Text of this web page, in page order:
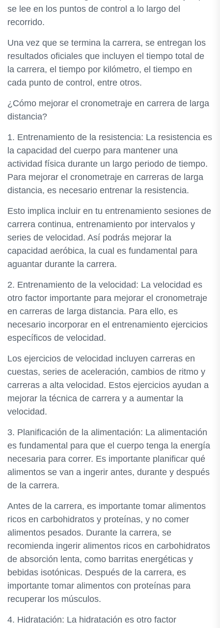
se lee en los puntos de control a lo largo del
recorrido.
Una vez que se termina la carrera, se entregan los
resultados oficiales que incluyen el tiempo total de
la carrera, el tiempo por kilómetro, el tiempo en
cada punto de control, entre otros.
¿Cómo mejorar el cronometraje en carrera de larga
distancia?
1. Entrenamiento de la resistencia: La resistencia es
la capacidad del cuerpo para mantener una
actividad física durante un largo periodo de tiempo.
Para mejorar el cronometraje en carreras de larga
distancia, es necesario entrenar la resistencia.
Esto implica incluir en tu entrenamiento sesiones de
carrera continua, entrenamiento por intervalos y
series de velocidad. Así podrás mejorar la
capacidad aeróbica, la cual es fundamental para
aguantar durante la carrera.
2. Entrenamiento de la velocidad: La velocidad es
otro factor importante para mejorar el cronometraje
en carreras de larga distancia. Para ello, es
necesario incorporar en el entrenamiento ejercicios
específicos de velocidad.
Los ejercicios de velocidad incluyen carreras en
cuestas, series de aceleración, cambios de ritmo y
carreras a alta velocidad. Estos ejercicios ayudan a
mejorar la técnica de carrera y a aumentar la
velocidad.
3. Planificación de la alimentación: La alimentación
es fundamental para que el cuerpo tenga la energía
necesaria para correr. Es importante planificar qué
alimentos se van a ingerir antes, durante y después
de la carrera.
Antes de la carrera, es importante tomar alimentos
ricos en carbohidratos y proteínas, y no comer
alimentos pesados. Durante la carrera, se
recomienda ingerir alimentos ricos en carbohidratos
de absorción lenta, como barritas energéticas y
bebidas isotónicas. Después de la carrera, es
importante tomar alimentos con proteínas para
recuperar los músculos.
4. Hidratación: La hidratación es otro factor